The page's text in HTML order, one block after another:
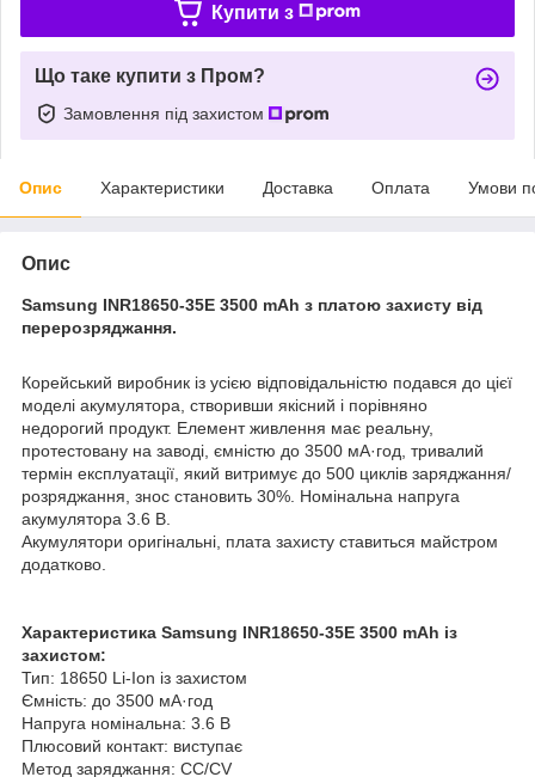
Купити з
Що таке купити з Пром?
Замовлення під захистом
Опис Характеристики Доставка Оплата Умови
Опис
Samsung INR18650-35E 3500 mAh з платою захисту від
перерозряджання.
Корейський виробник із усією відповідальністю подався до цієї
моделі акумулятора, створивши якісний і порівняно
недорогий продукт. Елемент живлення має реальну,
протестовану на заводі, ємністю до 3500 мА·год, тривалий
термін експлуатації, який витримує до 500 циклів заряджання/
розряджання, знос становить 30%. Номінальна напруга
акумулятора 3.6 В.
Акумулятори оригінальні, плата захисту ставиться майстром
додатково.
Характеристика Samsung INR18650-35E 3500 mAh із
захистом:
Тип: 18650 Li-Ion із захистом
Ємність: до 3500 мА·год
Напруга номінальна: 3.6 В
Плюсовий контакт: виступає
Метод заряджання: CC/CV